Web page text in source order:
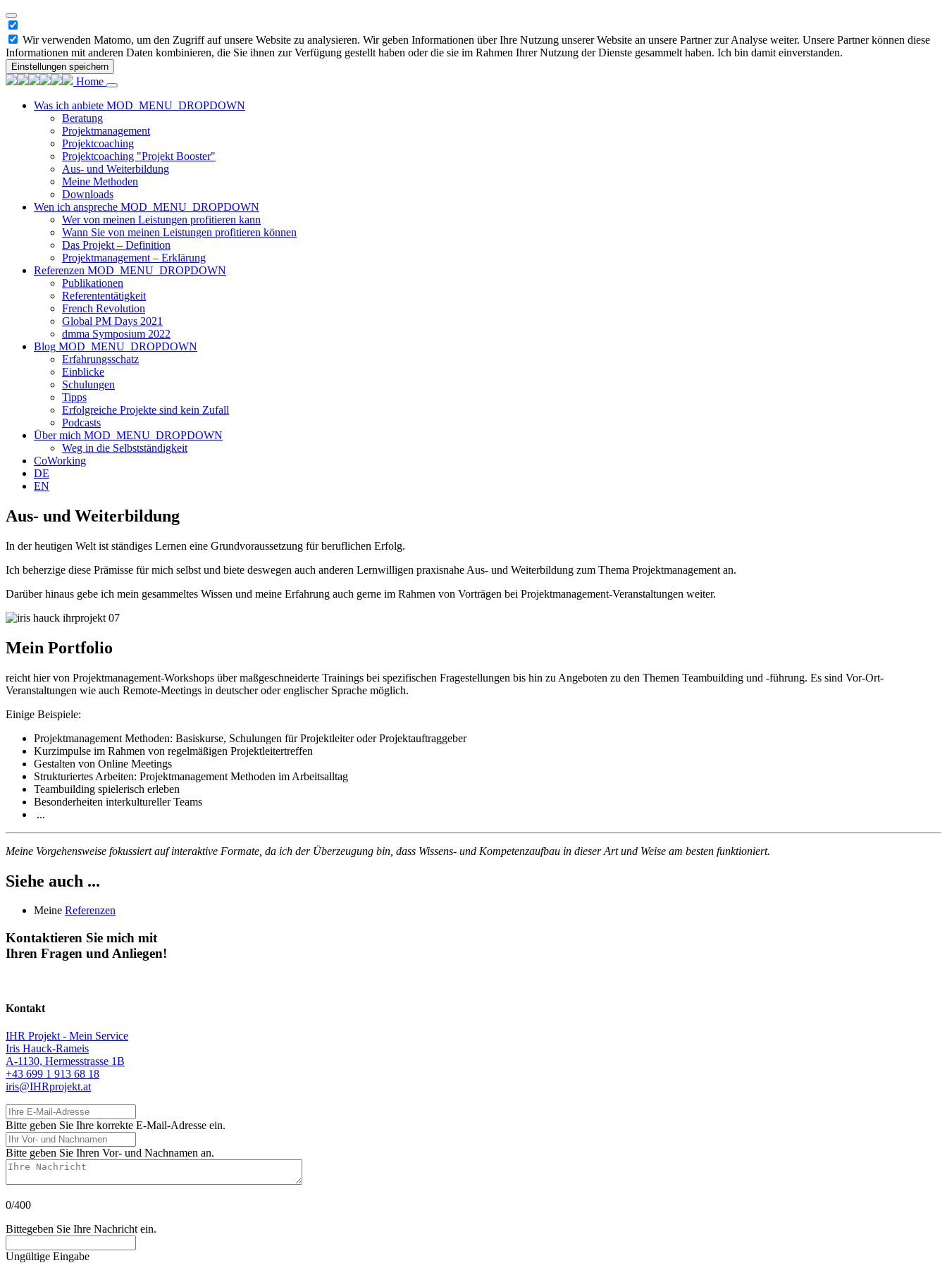
Wir verwenden Matomo, um den Zugriff auf unsere Website zu analysieren. Wir geben Informationen über Ihre Nutzung unserer Website an unsere Partner zur Analyse weiter. Unsere Partner können diese
Informationen mit anderen Daten kombinieren, die Sie ihnen zur Verfügung gestellt haben oder die sie im Rahmen Ihrer Nutzung der Dienste gesammelt haben. Ich bin damit einverstanden.
Einstellungen speichern
Home
Was ich anbiete MOD_MENU_DROPDOWN
Beratung
Projektmanagement
Projektcoaching
Projektcoaching "Projekt Booster"
Aus- und Weiterbildung
Meine Methoden
Downloads
Wen ich anspreche MOD_MENU_DROPDOWN
Wer von meinen Leistungen profitieren kann
Wann Sie von meinen Leistungen profitieren können
Das Projekt – Definition
Projektmanagement – Erklärung
Referenzen MOD_MENU_DROPDOWN
Publikationen
Referententätigkeit
French Revolution
Global PM Days 2021
dmma Symposium 2022
Blog MOD_MENU_DROPDOWN
Erfahrungsschatz
Einblicke
Schulungen
Tipps
Erfolgreiche Projekte sind kein Zufall
Podcasts
Über mich MOD_MENU_DROPDOWN
Weg in die Selbstständigkeit
CoWorking
DE
EN
Aus- und Weiterbildung
In der heutigen Welt ist ständiges Lernen eine Grundvoraussetzung für beruflichen Erfolg.
Ich beherzige diese Prämisse für mich selbst und biete deswegen auch anderen Lernwilligen praxisnahe Aus- und Weiterbildung zum Thema Projektmanagement an.
Darüber hinaus gebe ich mein gesammeltes Wissen und meine Erfahrung auch gerne im Rahmen von Vorträgen bei Projektmanagement-Veranstaltungen weiter.
Mein Portfolio
reicht hier von Projektmanagement-Workshops über maßgeschneiderte Trainings bei spezifischen Fragestellungen bis hin zu Angeboten zu den Themen Teambuilding und -führung. Es sind Vor-Ort-
Veranstaltungen wie auch Remote-Meetings in deutscher oder englischer Sprache möglich.
Einige Beispiele:
Projektmanagement Methoden: Basiskurse, Schulungen für Projektleiter oder Projektauftraggeber
Kurzimpulse im Rahmen von regelmäßigen Projektleitertreffen
Gestalten von Online Meetings
Strukturiertes Arbeiten: Projektmanagement Methoden im Arbeitsalltag
Teambuilding spielerisch erleben
Besonderheiten interkultureller Teams
...
Meine Vorgehensweise fokussiert auf interaktive Formate, da ich der Überzeugung bin, dass Wissens- und Kompetenzaufbau in dieser Art und Weise am besten funktioniert.
Siehe auch ...
Meine Referenzen
Kontaktieren Sie mich mit
Ihren Fragen und Anliegen!
Kontakt
IHR Projekt - Mein Service
Iris Hauck-Rameis
A-1130, Hermesstrasse 1B
+43 699 1 913 68 18
iris@IHRprojekt.at
Ihre E-Mail-Adresse
Bitte geben Sie Ihre korrekte E-Mail-Adresse ein.
Ihr Vor- und Nachnamen
Bitte geben Sie Ihren Vor- und Nachnamen an.
Ihre Nachricht
0/400
Bittegeben Sie Ihre Nachricht ein.
Ungültige Eingabe